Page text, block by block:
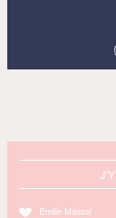
Emilie Massal